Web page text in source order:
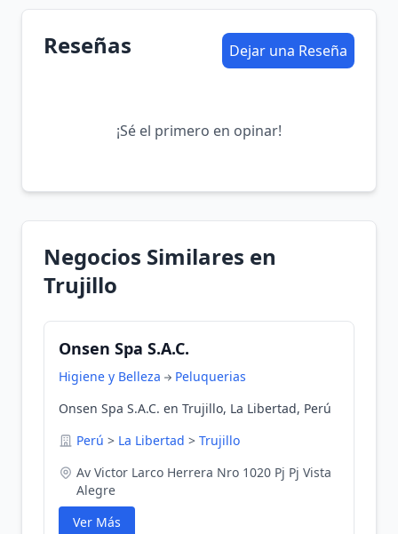
Reseñas Dejar una Reseña
¡Sé el primero en opinar!
Negocios Similares en
Trujillo
Onsen Spa S.A.C.
Higiene y Belleza
Peluquerias
Onsen Spa S.A.C. en Trujillo, La Libertad, Perú
Perú > La Libertad > Trujillo
Av Victor Larco Herrera Nro 1020 Pj Pj Vista
Alegre
Ver Más